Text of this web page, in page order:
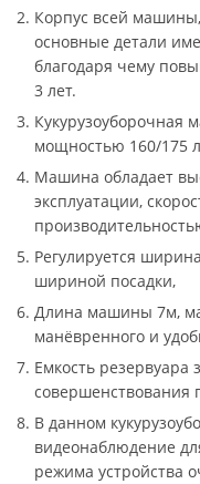
Корпус всей
основные детали
благодаря чему
3 лет.
Кукурузоуборочная
мощностью 160/175
Машина обладает
эксплуатации,
Регулируется
шириной посадки,
Длина машины 7м,
манёвренного и
Емкость резервуара
совершенствования
В данном
видеонаблюдение
режима устройства